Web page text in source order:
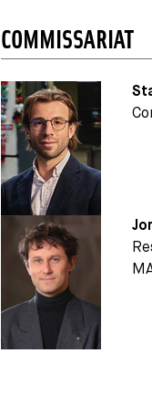
COMMISSARIAT